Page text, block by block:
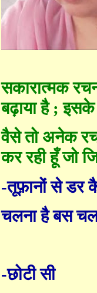
सकारात्मक
बढ़ाया है ;इसके
वैसे तो अनेक
कर रही हूँ जो
-तूफ़ानों से डर
चलना है बस
-छोटी सी